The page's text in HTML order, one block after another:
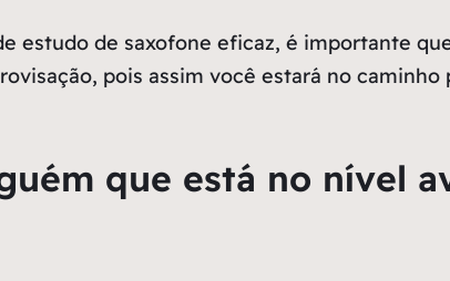
estudo de saxofone eficaz, é importante
pois assim você estará no
que está no nível